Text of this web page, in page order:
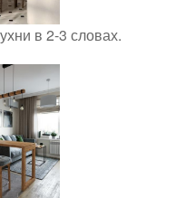
в 2-3 словах.